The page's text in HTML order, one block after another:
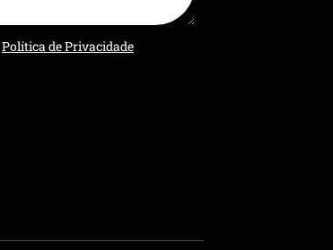
Política de Privacidade